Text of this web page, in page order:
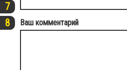
7
8
Ваш комментарий